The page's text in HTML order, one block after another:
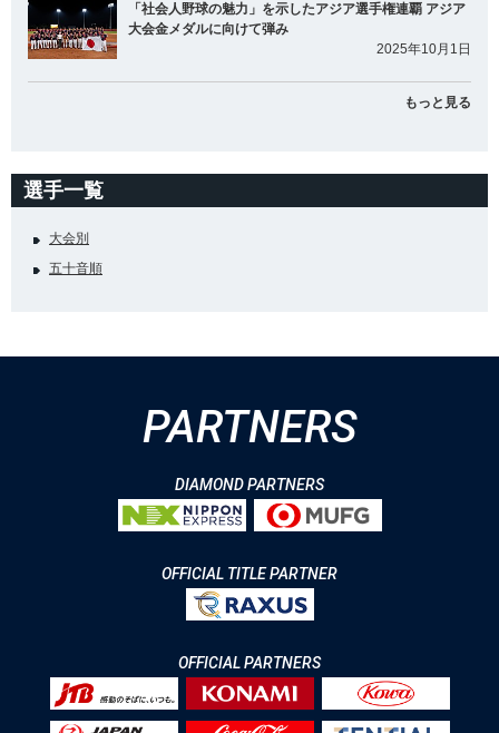
「社会人野球の魅力」を示したアジア選手権連覇 アジア
大会金メダルに向けて弾み
2025年10月1日
もっと見る
選手一覧
大会別
五十音順
PARTNERS
DIAMOND PARTNERS
OFFICIAL TITLE PARTNER
OFFICIAL PARTNERS